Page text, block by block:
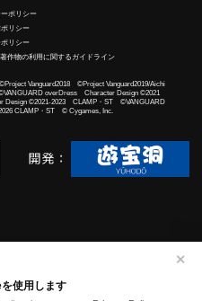
使用します
✕
ポリシー
リシー
リシー
作物の利用に関するガイドライン
Vanguard2018 ©Project Vanguard2019/Aichi
overDress Character Design ©2021
©2021-2023 CLAMP・ST ©VANGUARD
CLAMP・ST © Cygames, Inc.